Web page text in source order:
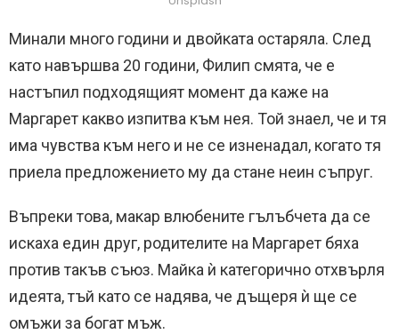
Минали много години и двойката остаряла. След
като навършва 20 години, Филип смята, че е
настъпил подходящият момент да каже на
Маргарет какво изпитва към нея. Той знаел, че и тя
има чувства към него и не се изненадал, когато тя
приела предложението му да стане неин съпруг.
Въпреки това, макар влюбените гълъбчета да се
искаха един друг, родителите на Маргарет бяха
против такъв съюз. Майка ѝ категорично отхвърля
идеята, тъй като се надява, че дъщеря ѝ ще се
омъжи за богат мъж.